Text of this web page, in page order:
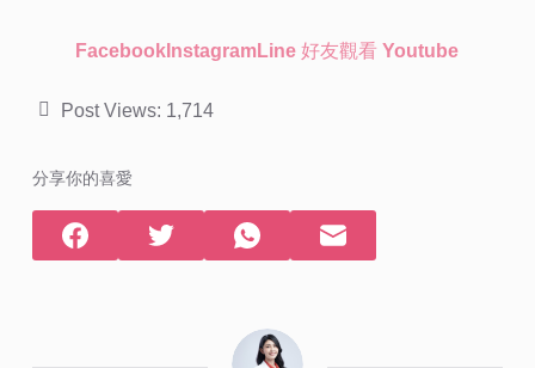
Facebook InstagramLine 好友觀看 Youtube
Post Views: 1,714
分享你的喜愛